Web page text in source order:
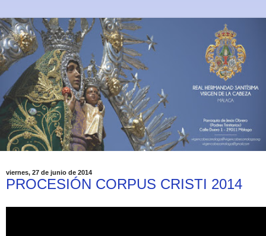
viernes, 27 de junio de 2014
PROCESIÓN CORPUS CRISTI 2014